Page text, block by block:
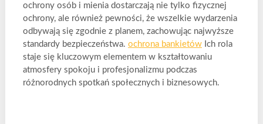
ochrony osób i mienia dostarczają nie tylko fizycznej
ochrony, ale również pewności, że wszelkie wydarzenia
odbywają się zgodnie z planem, zachowując najwyższe
standardy bezpieczeństwa. ochrona bankietówIch rola
staje się kluczowym elementem w kształtowaniu
atmosfery spokoju i profesjonalizmu podczas
różnorodnych spotkań społecznych i biznesowych.